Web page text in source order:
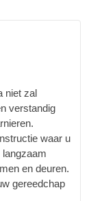
niet zal
verstandig
waar u
langzaam
en deuren.
gereedchap